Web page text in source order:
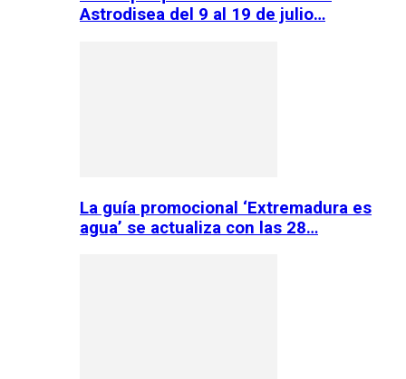
Astrodisea del 9 al 19 de julio…
La guía promocional ‘Extremadura es
agua’ se actualiza con las 28…